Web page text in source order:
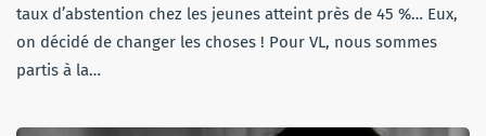
taux d’abstention chez les jeunes atteint près de 45 %… Eux,
on décidé de changer les choses ! Pour VL, nous sommes
partis à la…